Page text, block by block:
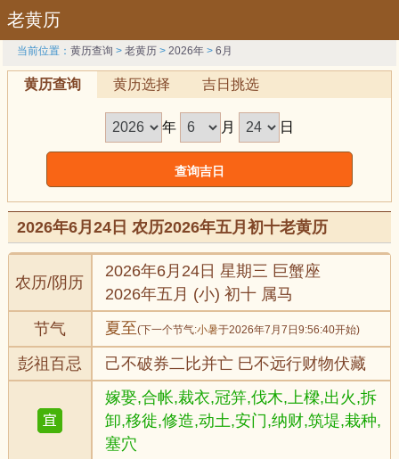
老黄历
当前位置：黄历查询 >老黄历 >2026年 >6月
黄历查询 黄历选择 吉日挑选
年 月 日
2026年6月24日 农历2026年五月初十老黄历
农历/阴历
2026年6月24日 星期三 巨蟹座
2026年五月 (小) 初十 属马
节气
夏至(下一个节气:小暑于2026年7月7日9:56:40开始)
彭祖百忌
己不破券二比并亡 巳不远行财物伏藏
嫁娶,合帐,裁衣,冠笄,伐木,上樑,出火,拆
卸,移徙,修造,动土,安门,纳财,筑堤,栽种,
塞穴